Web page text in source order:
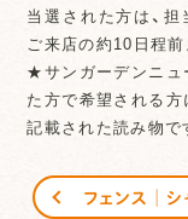
当選された方は、
ご来店の約10日程前
★サンガーデンニュ
た方で希望される
記載された読み物で